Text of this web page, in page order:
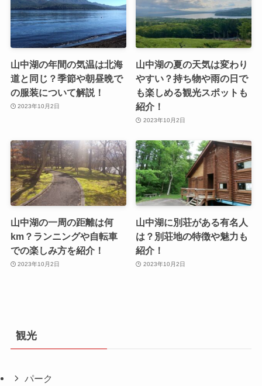
山中湖の年間の気温は北海
道と同じ？季節や朝昼晩で
の服装について解説！
2023年10月2日
山中湖の夏の天気は変わり
やすい？持ち物や雨の日で
も楽しめる観光スポットも
紹介！
2023年10月2日
山中湖の一周の距離は何
km？ランニングや自転車
での楽しみ方を紹介！
2023年10月2日
山中湖に別荘がある有名人
は？別荘地の特徴や魅力も
紹介！
2023年10月2日
観光
パーク